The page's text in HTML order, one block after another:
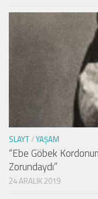
SLAYT/YAŞAM
“Ebe Göbek
Zorundaydı”
24 ARALIK 2019